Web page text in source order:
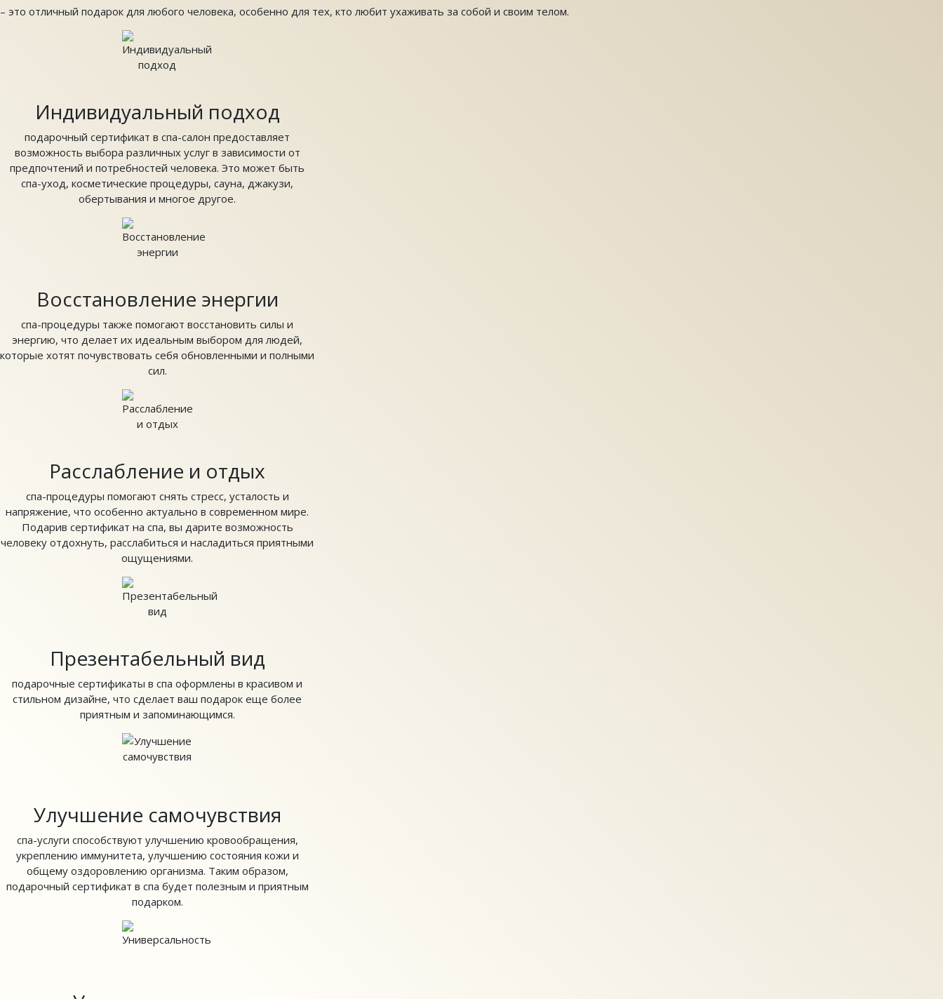
– это отличный подарок для любого человека, особенно для тех, кто любит ухаживать за собой и своим телом.
Индивидуальный подход
подарочный сертификат в спа-салон предоставляет
возможность выбора различных услуг в зависимости от
предпочтений и потребностей человека. Это может быть
спа-уход, косметические процедуры, сауна, джакузи,
обертывания и многое другое.
Восстановление энергии
спа-процедуры также помогают восстановить силы и
энергию, что делает их идеальным выбором для людей,
которые хотят почувствовать себя обновленными и полными
сил.
Расслабление и отдых
спа-процедуры помогают снять стресс, усталость и
напряжение, что особенно актуально в современном мире.
Подарив сертификат на спа, вы дарите возможность
человеку отдохнуть, расслабиться и насладиться приятными
ощущениями.
Презентабельный вид
подарочные сертификаты в спа оформлены в красивом и
стильном дизайне, что сделает ваш подарок еще более
приятным и запоминающимся.
Улучшение самочувствия
спа-услуги способствуют улучшению кровообращения,
укреплению иммунитета, улучшению состояния кожи и
общему оздоровлению организма. Таким образом,
подарочный сертификат в спа будет полезным и приятным
подарком.